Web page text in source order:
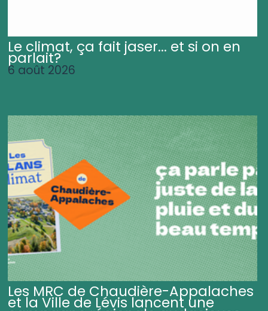
Le climat, ça fait jaser... et si on en
parlait?
6 août 2026
Les MRC de Chaudière-Appalaches
et la Ville de Lévis lancent une